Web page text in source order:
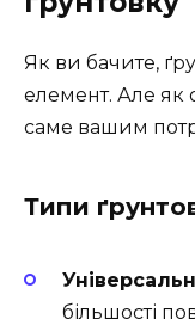
Як ви бачите,
елемент. Але як
саме вашим
Типи
більшості